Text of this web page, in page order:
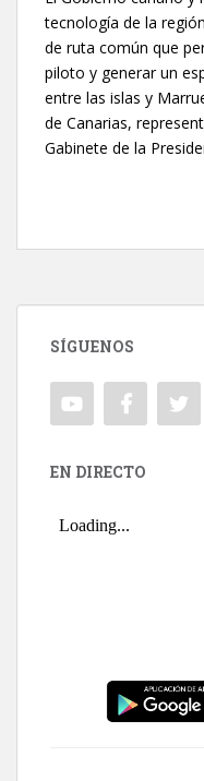
tecnología de la
de ruta común que
piloto y generar un
entre las islas y
de Canarias,
Gabinete de la
SÍGUENOS
EN DIRECTO